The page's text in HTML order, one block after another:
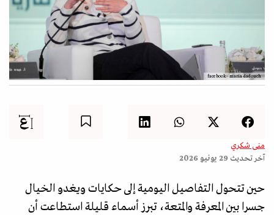
facebook- maria dadouch
منى شكري
آخر تحديث 29 يونيو 2026
حين تتحول التفاصيل اليومية إلى حكايات ويغدو الخيال
جسرا بين المعرفة والمتعة، تبرز أسماء قليلة استطاعت أن